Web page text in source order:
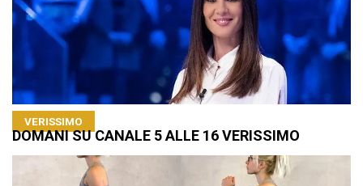
VERISSIMO
DOMANI SU CANALE 5 ALLE 16 VERISSIMO